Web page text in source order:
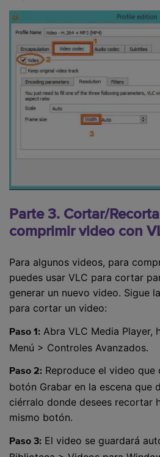
Parte 3. Cortar/
comprimir video con
Para algunos videos, para
puedes usar VLC para cortar
generar un nuevo video. Sigue
para cortar un video:
Paso 1: Abra VLC Media Player,
Menú > Controles Avanzados.
Paso 2: Reproduce el video que
botón Grabar en la escena que
ciérralo donde desees recortar
mismo botón.
Paso 3: El video se guardará